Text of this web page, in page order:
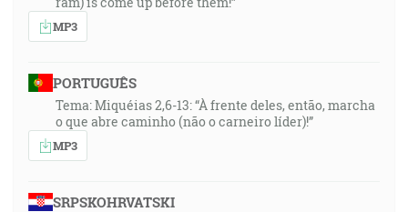
MP3
PORTUGUÊS
Tema: Miquéias 2,6-13: “À frente deles, então, marcha
o que abre caminho (não o carneiro líder)!”
MP3
SRPSKOHRVATSKI